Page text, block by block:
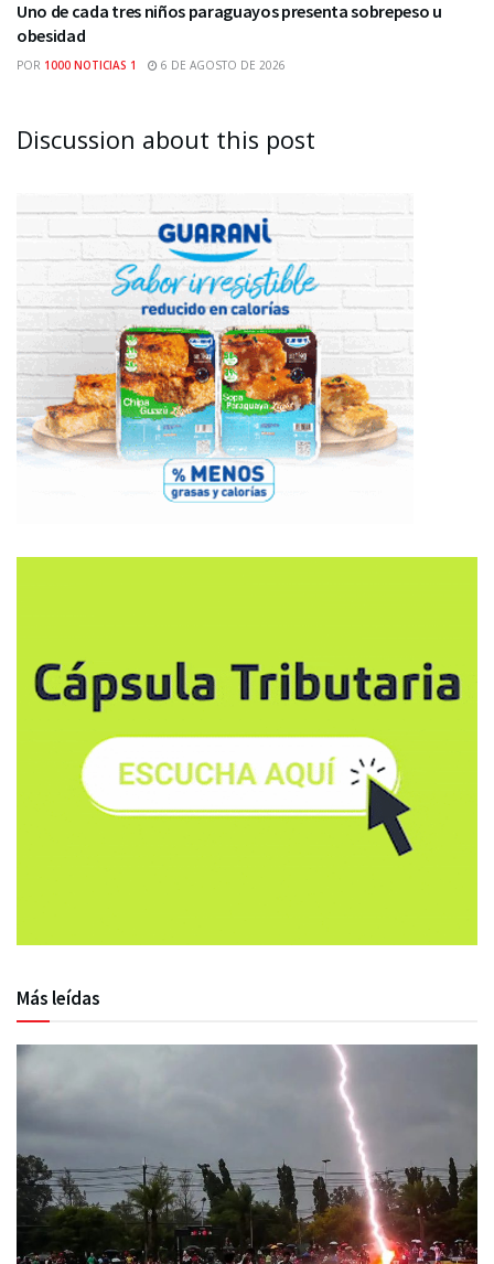
Uno de cada tres niños paraguayos presenta sobrepeso u
obesidad
POR 1000 NOTICIAS 1 6 DE AGOSTO DE 2026
Discussion about this post
Más leídas